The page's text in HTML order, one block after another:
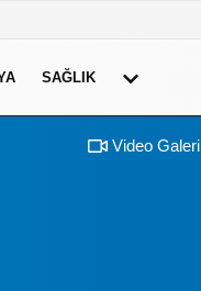
SAĞLIK
Video Galeri